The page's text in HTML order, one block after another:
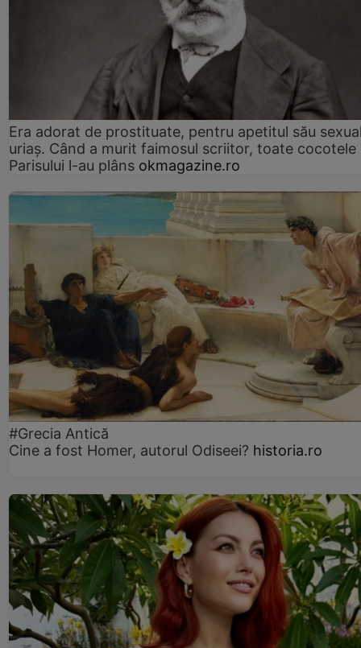
Era adorat de prostituate, pentru apetitul său
uriaș. Când a murit faimosul scriitor, toate cocotele
Parisului l-au plâns okmagazine.ro
#Grecia Antică
Cine a fost Homer, autorul Odiseei? historia.ro